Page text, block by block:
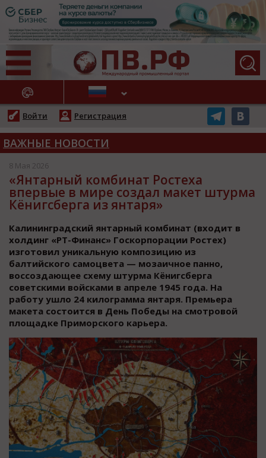
НОВОСТИ
Войти Регистрация
ВАЖНЫЕ НОВОСТИ
8 Мая 2026
«Янтарный комбинат Ростеха
впервые в мире создал макет штурма
Кёнигсберга из янтаря»
Калининградский янтарный комбинат (входит в
холдинг «РТ-Финанс» Госкорпорации Ростех)
изготовил уникальную композицию из
балтийского самоцвета — мозаичное панно,
воссоздающее схему штурма Кёнигсберга
советскими войсками в апреле 1945 года. На
работу ушло 24 килограмма янтаря. Премьера
макета состоится в День Победы на смотровой
площадке Приморского карьера.